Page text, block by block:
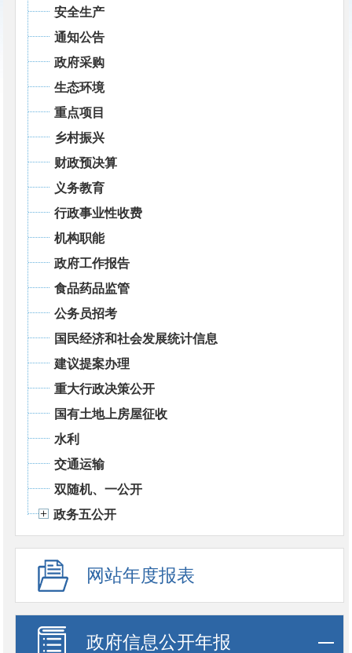
安全生产
通知公告
政府采购
生态环境
重点项目
乡村振兴
财政预决算
义务教育
行政事业性收费
机构职能
政府工作报告
食品药品监管
公务员招考
国民经济和社会发展统计信息
建议提案办理
重大行政决策公开
国有土地上房屋征收
水利
交通运输
双随机、一公开
政务五公开
网站年度报表
政府信息公开年报